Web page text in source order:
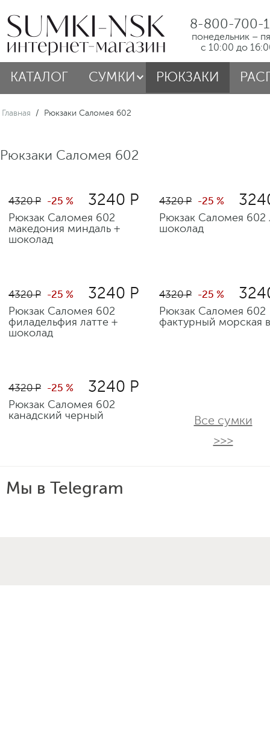
8-800-700-
понедельник –
с 10:00 до
КАТАЛОГ СУМКИ РЮКЗАКИ
Главная / Рюкзаки Саломея 602
Рюкзаки Саломея 602
3240 Р
4320 Р -25 %
Рюкзак Саломея 602
македония миндаль +
шоколад
4320 Р -25 %
Рюкзак Саломея 602
шоколад
3240 Р
4320 Р -25 %
Рюкзак Саломея 602
филадельфия латте +
шоколад
4320 Р -25 %
Рюкзак Саломея 602
фактурный морская
3240 Р
4320 Р -25 %
Рюкзак Саломея 602
канадский черный
Все сумки
>>>
Мы в Telegram